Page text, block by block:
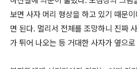
보면 사자 머리 형상을 하고 있기 때문
면 된다. 멀리서 전체를 조망하니 진짜
가 튀어 나오는 등 거대한 사자가 옆으